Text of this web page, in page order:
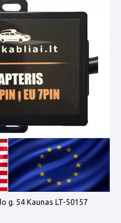
g. 54 Kaunas LT-50157